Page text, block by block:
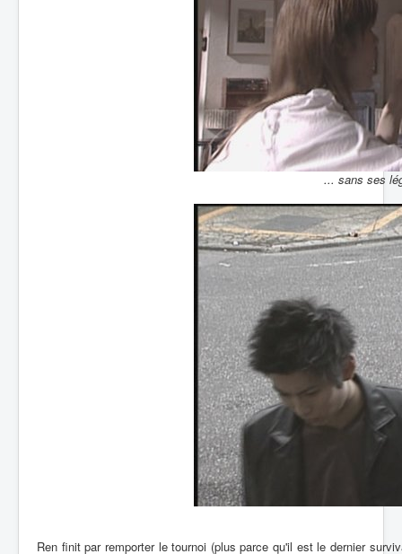
... sans ses
Ren finit par remporter le tournoi (plus parce qu'il est le dernier